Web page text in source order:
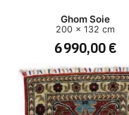
Ghom Soie
200 x 132 cm
6 990,00 €